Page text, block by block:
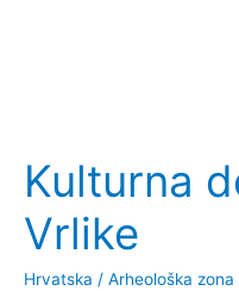
Kulturna
Vrlike
Hrvatska / Arheološka zona